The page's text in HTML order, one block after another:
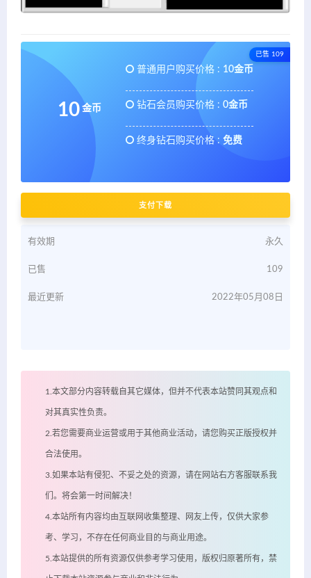
已售 109
10 金币
普通用户购买价格 : 10金币
钻石会员购买价格 : 0金币
终身钻石购买价格 : 免费
支付下载
有效期 永久
已售 109
最近更新 2022年05月08日
1.本文部分内容转载自其它媒体，但并不代表本站赞同其观点和
对其真实性负责。
2.若您需要商业运营或用于其他商业活动，请您购买正版授权并
合法使用。
3.如果本站有侵犯、不妥之处的资源，请在网站右方客服联系我
们。将会第一时间解决！
4.本站所有内容均由互联网收集整理、网友上传，仅供大家参
考、学习，不存在任何商业目的与商业用途。
5.本站提供的所有资源仅供参考学习使用，版权归原著所有，禁